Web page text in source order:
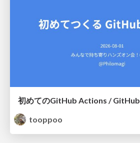
初めてのGitHub Actions /
tooppoo